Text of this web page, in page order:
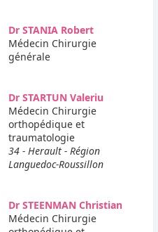
Dr STANIA Robert
Médecin Chirurgie
générale
Dr STARTUN Valeriu
Médecin Chirurgie
orthopédique et
traumatologie
34 - Herault - Région
Languedoc-Roussillon
Dr STEENMAN Christian
Médecin Chirurgie